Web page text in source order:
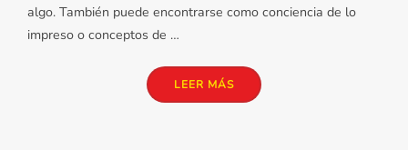
algo. También puede encontrarse como conciencia de lo
impreso o conceptos de …
LEER MÁS«CONCIENCIA DE LO